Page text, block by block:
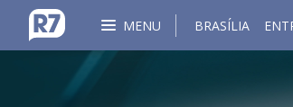
MENU BRASÍLIA